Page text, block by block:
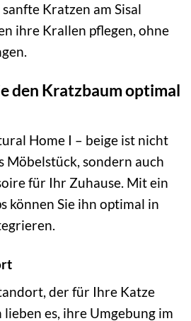
Kratzen am Sisal
ihre Krallen pflegen, ohne
den Kratzbaum optimal
Home I – beige ist nicht
Möbelstück, sondern auch
für Ihr Zuhause. Mit ein
können Sie ihn optimal in
der für Ihre Katze
es, ihre Umgebung im